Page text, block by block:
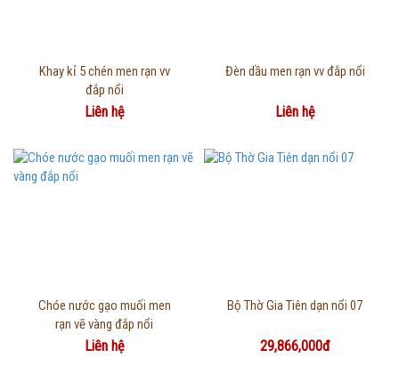
Thông tin chi tiết
Khay kỉ 5 chén men rạn vv
đắp nổi
Liên hệ
Thông tin chi tiết
Đèn dầu men rạn vv đắp nổi
Liên hệ
Thông tin chi tiết
Chóe nước gạo muối men
rạn vẽ vàng đắp nổi
Liên hệ
Thông tin chi tiết
Bộ Thờ Gia Tiên dạn nổi 07
29,866,000đ